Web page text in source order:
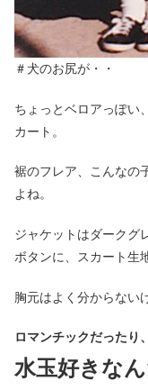
＃犬のお尻が・・
ちょっとベロアっぽい
カート。
裾のフレア、こんなの
よね。
ジャケットはダークグ
ボタンに、スカート生
胸元はよく分からない
ロマンチックだったり
水玉好きな